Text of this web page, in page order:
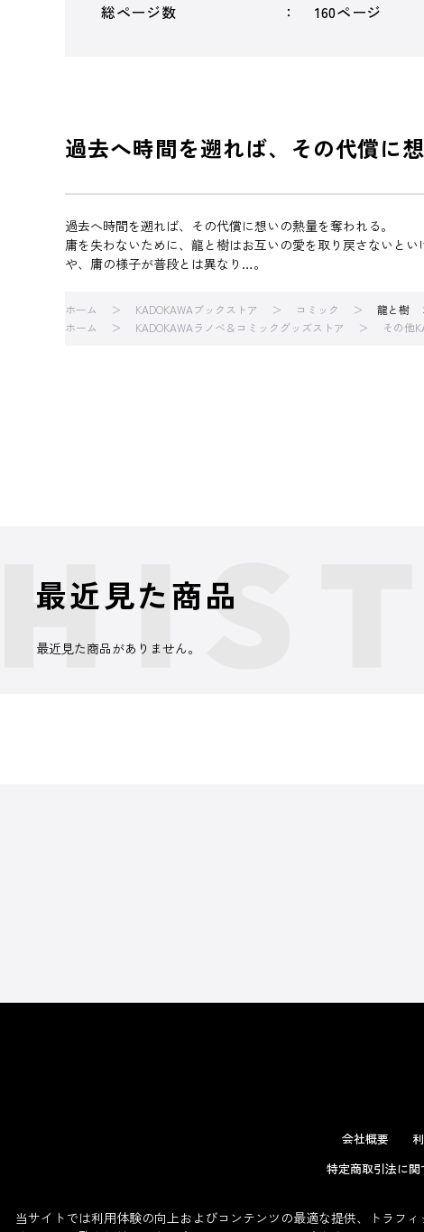
総ページ数
160ページ
過去へ時間を遡れば、その代償に
過去へ時間を遡れば、その代償に想いの熱量を奪われる。
庸を失わないために、龍と樹はお互いの愛を取り戻さないと
や、庸の様子が普段とは異なり…。
ホーム KADOKAWAブックストア コミック
龍と樹
ホーム
KADOKAWAラノベ＆コミックグッズストア その他
最近見た商品
最近見た商品がありません。
会社概要
特定商取引法に
当サイトでは利用体験の向上およびコンテンツの最適な提供、トラフ